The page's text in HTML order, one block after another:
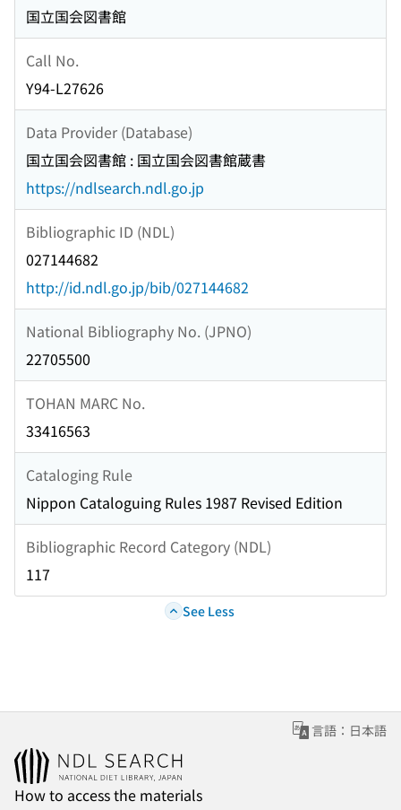
国立国会図書館
Call No.
Y94-L27626
Data Provider (Database)
国立国会図書館 : 国立国会図書館蔵書
https://ndlsearch.ndl.go.jp
Bibliographic ID (NDL)
027144682
http://id.ndl.go.jp/bib/027144682
National Bibliography No. (JPNO)
22705500
TOHAN MARC No.
33416563
Cataloging Rule
Nippon Cataloguing Rules 1987 Revised Edition
Bibliographic Record Category (NDL)
117
See Less
言語：日本語
How to access the materials